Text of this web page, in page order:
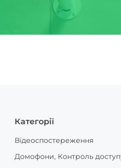
Категорії
Відеоспостереження
Домофони, Контроль